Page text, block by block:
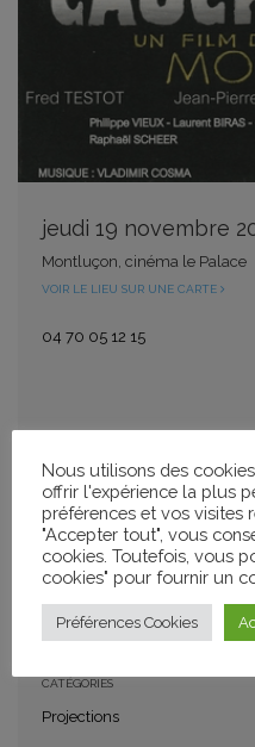
jeudi 19 novembre
Montluçon, cinéma le Palace
VOIR LE LIEU SUR UNE CARTE
04 70 05 12 15
+ GOOGLE CALENDAR
PARTAGER
CATÉGORIES
Projections
Nous utilisons des
offrir l'expérience la plus
préférences et vos visites
"Accepter tout", vous
cookies. Toutefois, vous
cookies" pour fournir un
Préférences Cookies